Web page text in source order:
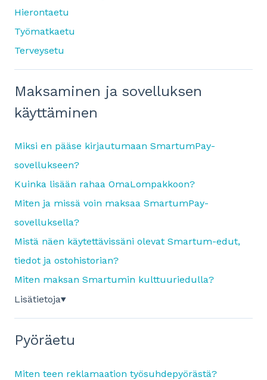
Hierontaetu
Työmatkaetu
Terveysetu
Maksaminen ja sovelluksen
käyttäminen
Miksi en pääse kirjautumaan SmartumPay-
sovellukseen?
Kuinka lisään rahaa OmaLompakkoon?
Miten ja missä voin maksaa SmartumPay-
sovelluksella?
Mistä näen käytettävissäni olevat Smartum-edut,
tiedot ja ostohistorian?
Miten maksan Smartumin kulttuuriedulla?
Lisätietoja▼
Pyöräetu
Miten teen reklamaation työsuhdepyörästä?